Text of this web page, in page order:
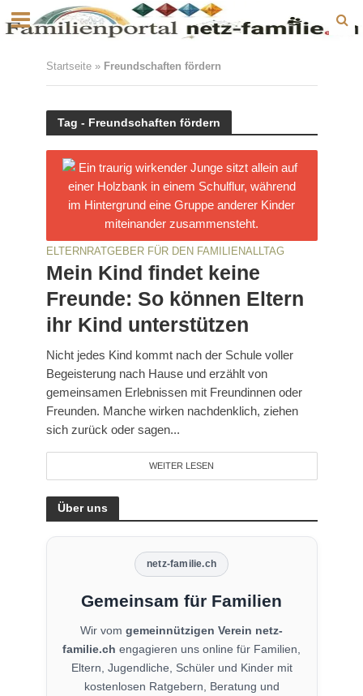
Startseite» Freundschaften fördern
Tag - Freundschaften fördern
ELTERNRATGEBER FÜR DEN FAMILIENALLTAG
Mein Kind findet keine
Freunde: So können Eltern
ihr Kind unterstützen
Nicht jedes Kind kommt nach der Schule voller
Begeisterung nach Hause und erzählt von
gemeinsamen Erlebnissen mit Freundinnen oder
Freunden. Manche wirken nachdenklich, ziehen
sich zurück oder sagen...
WEITER LESEN
Über uns
netz-familie.ch
Gemeinsam für Familien
Wir vom gemeinnützigen Verein netz-
familie.ch engagieren uns online für Familien,
Eltern, Jugendliche, Schüler und Kinder mit
kostenlosen Ratgebern, Beratung und